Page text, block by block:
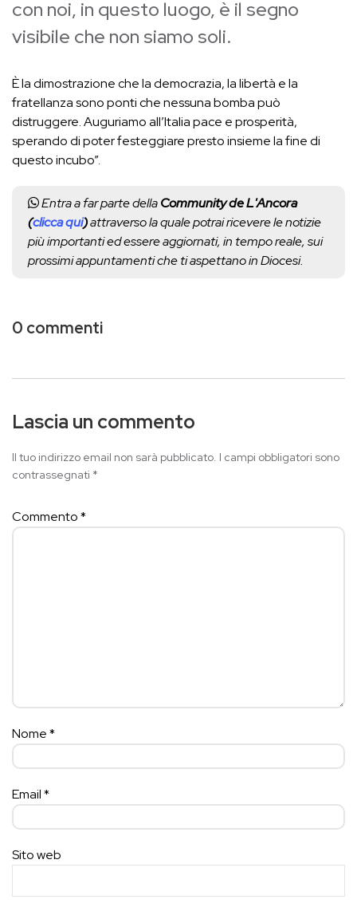
con noi, in questo luogo, è il segno
visibile che non siamo soli.
È la dimostrazione che la democrazia, la libertà e la
fratellanza sono ponti che nessuna bomba può
distruggere. Auguriamo all’Italia pace e prosperità,
sperando di poter festeggiare presto insieme la fine di
questo incubo”.
Entra a far parte dellaCommunity de L'Ancora
(clicca qui)attraverso la quale potrai ricevere le notizie
più importanti ed essere aggiornati, in tempo reale, sui
prossimi appuntamenti che ti aspettano in Diocesi.
0 commenti
Lascia un commento
Il tuo indirizzo email non sarà pubblicato. I campi obbligatori sono
contrassegnati *
Commento*
Nome*
Email*
Sito web